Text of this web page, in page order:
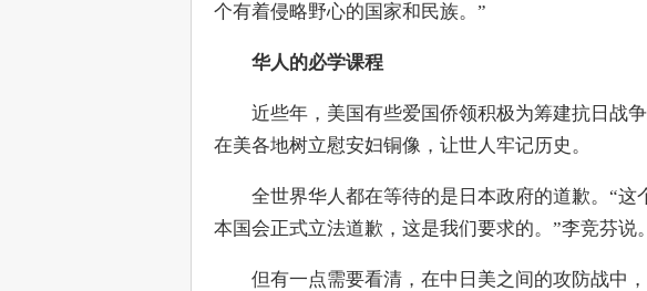
个有着侵略野心的国家和民族。”
华人的必学课程
近些年，美国有些爱国侨领积极为筹建抗日战争
在美各地树立慰安妇铜像，让世人牢记历史。
全世界华人都在等待的是日本政府的道歉。“这
本国会正式立法道歉，这是我们要求的。”李竞芬说。
但有一点需要看清，在中日美之间的攻防战中，